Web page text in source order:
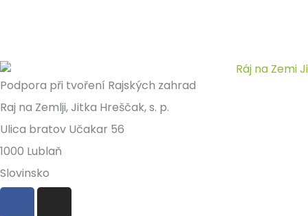
Podpora při tvoření Rajských zahrad
Raj na Zemlji, Jitka Hreščak, s. p.
Ulica bratov Učakar 56
1000 Lublaň
Slovinsko
F I